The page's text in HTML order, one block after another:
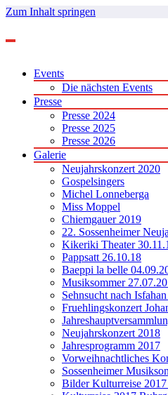
Zum Inhalt springen
Events
Die nächsten Events
Presse
Presse 2024
Presse 2025
Presse 2026
Galerie
Neujahrskonzert 2020
Gospelsingers
Michel Lonneberga
Miss Moppel
Chiemgauer 2019
22. Sossenheimer
Kikeriki Theater
Pappsatt 26.10.18
Baeppi la belle
Musiksommer
Sehnsucht nach
Fruehlingskonzert
Neujahrskonzert 2018
Jahresprogramm 2017
Vorweihnachtliches
Sossenheimer
Bilder Kulturreise